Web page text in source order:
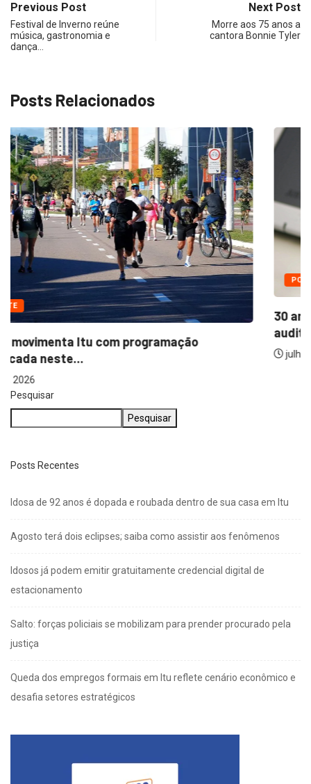
Previous Post
Festival de Inverno reúne
música, gastronomia e
dança…
Next Post
Morre aos 75 anos a
cantora Bonnie Tyler
Posts Relacionados
ESPORTE
Esporte movimenta Itu com programação
diversificada neste...
julho 31, 2026
Pesquisar
Pesquisar
Posts Recentes
Idosa de 92 anos é dopada e roubada dentro de sua casa em Itu
Agosto terá dois eclipses; saiba como assistir aos fenômenos
Idosos já podem emitir gratuitamente credencial digital de
estacionamento
Salto: forças policiais se mobilizam para prender procurado pela
justiça
Queda dos empregos formais em Itu reflete cenário econômico e
desafia setores estratégicos